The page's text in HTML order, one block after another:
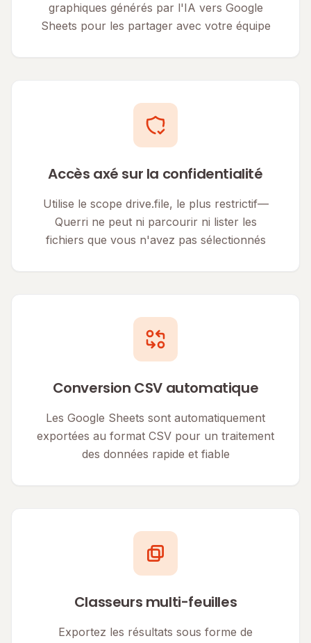
graphiques générés par l'IA vers Google
Sheets pour les partager avec votre équipe
Accès axé sur la confidentialité
Utilise le scope drive.file, le plus restrictif—
Querri ne peut ni parcourir ni lister les
fichiers que vous n'avez pas sélectionnés
Conversion CSV automatique
Les Google Sheets sont automatiquement
exportées au format CSV pour un traitement
des données rapide et fiable
Classeurs multi-feuilles
Exportez les résultats sous forme de